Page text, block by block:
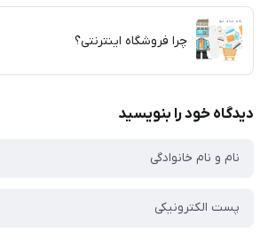
چرا فروشگاه اینترنتی؟
دیدگاه خود را بنویسید